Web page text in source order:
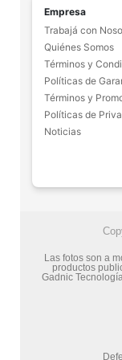
Empresa
Trabajá con
Quiénes Somos
Términos y
Políticas de
Términos y
Políticas de
Noticias
Las fotos son a
productos
Gadnic